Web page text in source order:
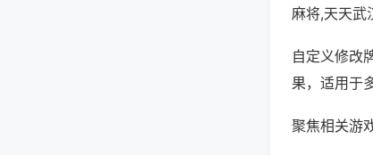
麻将,天天武
自定义修改
果，适用于
聚焦相关游